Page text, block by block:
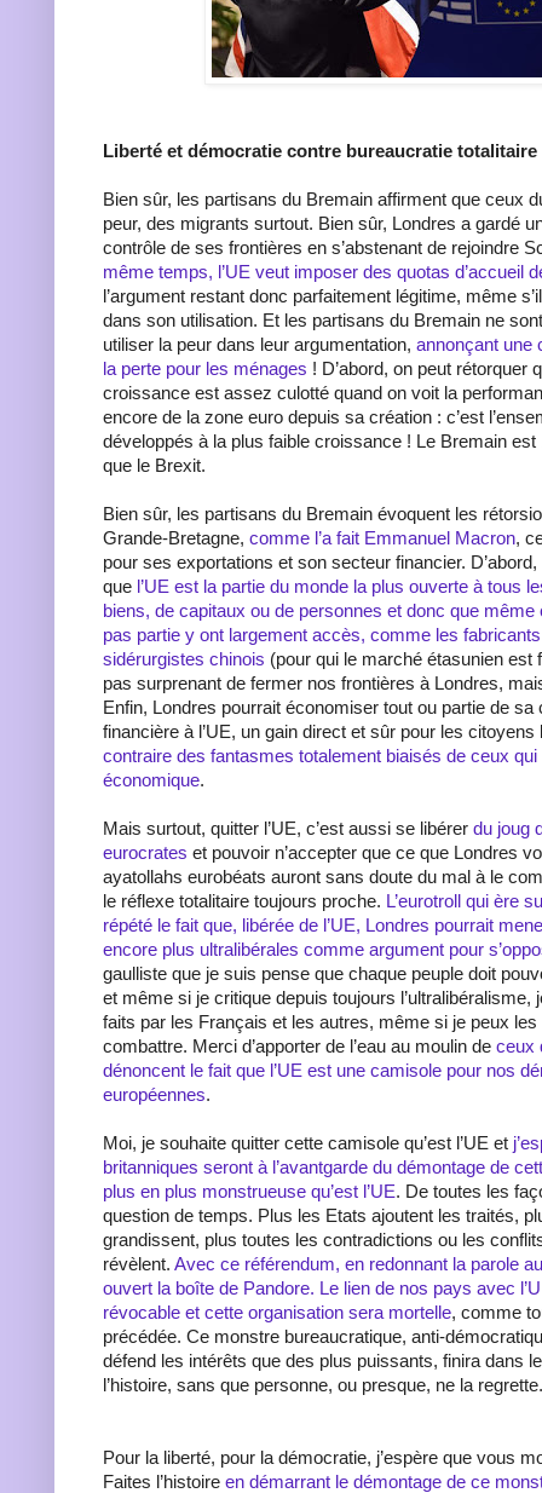
Liberté et démocratie contre bureaucratie totalitaire
Bien sûr, les partisans du Bremain affirment que ceux
peur, des migrants surtout. Bien sûr, Londres a gardé
contrôle de ses frontières en s’abstenant de rejoindre
même temps, l’UE veut imposer des quotas d’accueil
l’argument restant donc parfaitement légitime, même
dans son utilisation. Et les partisans du Bremain ne
utiliser la peur dans leur argumentation, annonçant une
la perte pour les ménages ! D’abord, on peut rétorquer
croissance est assez culotté quand on voit la
encore de la zone euro depuis sa création : c’est
développés à la plus faible croissance ! Le Bremain est
que le Brexit.
Bien sûr, les partisans du Bremain évoquent les
Grande-Bretagne, comme l’a fait Emmanuel Macron,
pour ses exportations et son secteur financier.
que l’UE est la partie du monde la plus ouverte à tous
biens, de capitaux ou de personnes et donc que même
pas partie y ont largement accès, comme les
sidérurgistes chinois (pour qui le marché étasunien est
pas surprenant de fermer nos frontières à Londres,
Enfin, Londres pourrait économiser tout ou partie de sa
financière à l’UE, un gain direct et sûr pour les
contraire des fantasmes totalement biaisés de ceux qui
économique.
Mais surtout, quitter l’UE, c’est aussi se libérer du joug
eurocrates et pouvoir n’accepter que ce que Londres
ayatollahs eurobéats auront sans doute du mal à le
le réflexe totalitaire toujours proche. L’eurotroll qui ère
répété le fait que, libérée de l’UE, Londres pourrait
encore plus ultralibérales comme argument pour
gaulliste que je suis pense que chaque peuple doit
et même si je critique depuis toujours l’ultralibéralisme,
faits par les Français et les autres, même si je peux les
combattre. Merci d’apporter de l’eau au moulin de ceux
dénoncent le fait que l’UE est une camisole pour nos
européennes.
Moi, je souhaite quitter cette camisole qu’est l’UE et
britanniques seront à l’avantgarde du démontage de
plus en plus monstrueuse qu’est l’UE. De toutes les
question de temps. Plus les Etats ajoutent les traités,
grandissent, plus toutes les contradictions ou les
révèlent. Avec ce référendum, en redonnant la parole
ouvert la boîte de Pandore. Le lien de nos pays avec
révocable et cette organisation sera mortelle, comme
précédée. Ce monstre bureaucratique, anti-
défend les intérêts que des plus puissants, finira dans
l’histoire, sans que personne, ou presque, ne la regrette.
Pour la liberté, pour la démocratie, j’espère que vous
Faites l’histoire en démarrant le démontage de ce